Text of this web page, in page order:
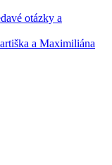
otázky a
a Maximiliána